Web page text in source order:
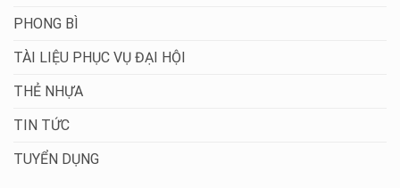
PHONG BÌ
TÀI LIỆU PHỤC VỤ ĐẠI HỘI
THẺ NHỰA
TIN TỨC
TUYỂN DỤNG